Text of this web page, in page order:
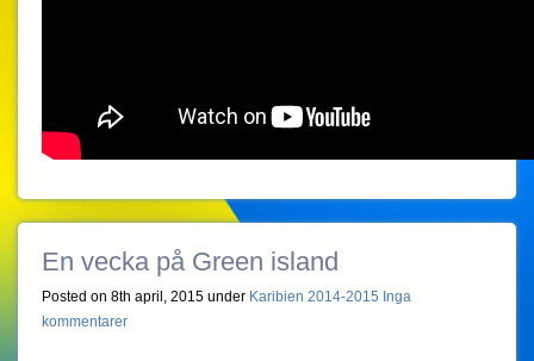
En vecka på Green island
Posted on 8th april, 2015 under Karibien 2014-2015 Inga
kommentarer